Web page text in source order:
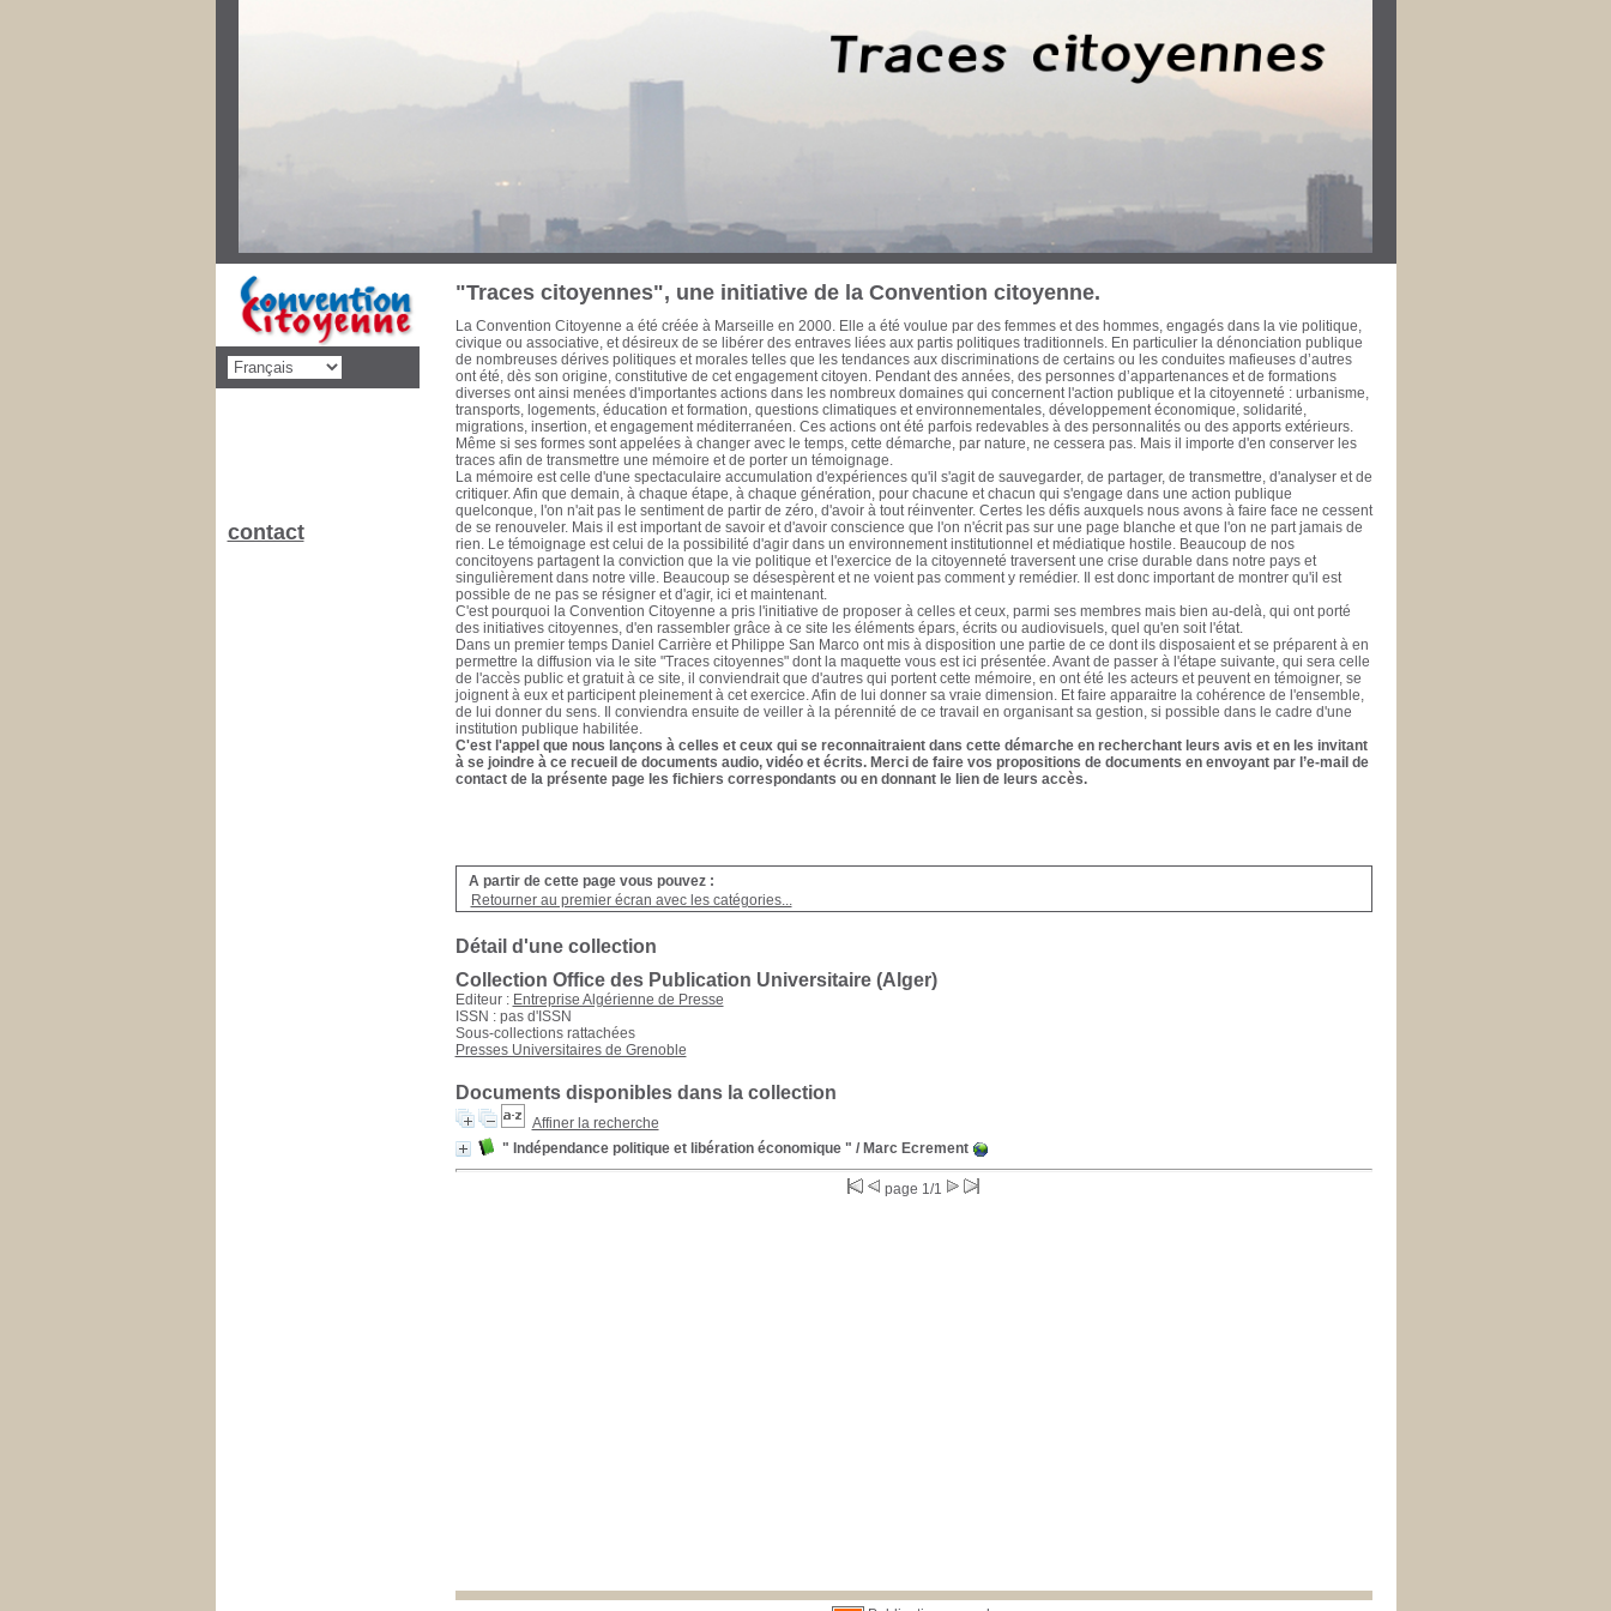
décolonisation et d’une économie mondialisée. Habitat, urbanisme, transports, formation professionnelle, développement économique et
social, éducation et culture, ont ainsi fait l’objet de réflexions, de propositions et d’actions à l’échelle métropolitaine et méditerranéenne. La
dimension politique de ces engagements a été diverse, de nature électorale ou pas. Avant que l’épreuve du temps ne fasse à jamais
disparaître leurs traces, il est apparu urgent d'en collecter la mémoire écrite et audiovisuelle et de la rendre accessible à ceux qui se
pencheront sur notre passé récent pour ouvrir de nouvelles pistes à l'action citoyenne. Cette base de données est une initiative de la
Convention Citoyenne. Sont actuellement proposés au chercheur, historien, politologue, cinéaste, ou simple citoyen, des documents publics
de la Communauté Urbaine Marseille-Provence-Métropole - Elu de Marseille de 1983 à aujourd’hui Député des Bouches du Rhône de 1981
à 1993 Conseiller régional de la Région Provence-Alpes-Côte d’Azur de 1981 à 1986 Secrétaire général de la Ville de Marseille de 1978 à
1981 Il est également, auteur, essayiste et enseignant
A partir de cette page vous pouvez :
Retourner au premier écran avec les catégories...
Détail d'une collection
Collection Office des Publication Universitaire (Alger)
Editeur : Entreprise Algérienne de Presse
ISSN : pas d'ISSN
Sous-collections rattachées
Presses Universitaires de Grenoble
Documents disponibles dans la collection
Affiner la recherche
" Indépendance politique et libération économique " / Marc Ecrement
page 1/1
"Traces citoyennes", une initiative de la Convention citoyenne.
La Convention Citoyenne a été créée à Marseille en 2000. Elle a été voulue par des femmes et des hommes, engagés dans la vie politique,
civique ou associative, et désireux de se libérer des entraves liées aux partis politiques traditionnels. En particulier la dénonciation publique
de nombreuses dérives politiques et morales telles que les tendances aux discriminations de certains ou les conduites mafieuses d’autres
ont été, dès son origine, constitutive de cet engagement citoyen. Pendant des années, des personnes d’appartenances et de formations
diverses ont ainsi menées d'importantes actions dans les nombreux domaines qui concernent l'action publique et la citoyenneté : urbanisme,
transports, logements, éducation et formation, questions climatiques et environnementales, développement économique, solidarité,
migrations, insertion, et engagement méditerranéen. Ces actions ont été parfois redevables à des personnalités ou des apports extérieurs.
Même si ses formes sont appelées à changer avec le temps, cette démarche, par nature, ne cessera pas. Mais il importe d'en conserver les
traces afin de transmettre une mémoire et de porter un témoignage.
La mémoire est celle d'une spectaculaire accumulation d'expériences qu'il s'agit de sauvegarder, de partager, de transmettre, d'analyser et de
critiquer. Afin que demain, à chaque étape, à chaque génération, pour chacune et chacun qui s'engage dans une action publique
quelconque, l'on n'ait pas le sentiment de partir de zéro, d'avoir à tout réinventer. Certes les défis auxquels nous avons à faire face ne cessent
de se renouveler. Mais il est important de savoir et d'avoir conscience que l'on n'écrit pas sur une page blanche et que l'on ne part jamais de
rien. Le témoignage est celui de la possibilité d'agir dans un environnement institutionnel et médiatique hostile. Beaucoup de nos
concitoyens partagent la conviction que la vie politique et l'exercice de la citoyenneté traversent une crise durable dans notre pays et
singulièrement dans notre ville. Beaucoup se désespèrent et ne voient pas comment y remédier. Il est donc important de montrer qu'il est
possible de ne pas se résigner et d'agir, ici et maintenant.
C'est pourquoi la Convention Citoyenne a pris l'initiative de proposer à celles et ceux, parmi ses membres mais bien au-delà, qui ont porté
des initiatives citoyennes, d'en rassembler grâce à ce site les éléments épars, écrits ou audiovisuels, quel qu'en soit l'état.
Dans un premier temps Daniel Carrière et Philippe San Marco ont mis à disposition une partie de ce dont ils disposaient et se préparent à en
permettre la diffusion via le site "Traces citoyennes" dont la maquette vous est ici présentée. Avant de passer à l'étape suivante, qui sera celle
de l'accès public et gratuit à ce site, il conviendrait que d'autres qui portent cette mémoire, en ont été les acteurs et peuvent en témoigner, se
joignent à eux et participent pleinement à cet exercice. Afin de lui donner sa vraie dimension. Et faire apparaitre la cohérence de l'ensemble,
de lui donner du sens. Il conviendra ensuite de veiller à la pérennité de ce travail en organisant sa gestion, si possible dans le cadre d'une
institution publique habilitée.
C'est l'appel que nous lançons à celles et ceux qui se reconnaitraient dans cette démarche en recherchant leurs avis et en les invitant
à se joindre à ce recueil de documents audio, vidéo et écrits. Merci de faire vos propositions de documents en envoyant par l’e-mail de
contact de la présente page les fichiers correspondants ou en donnant le lien de leurs accès.